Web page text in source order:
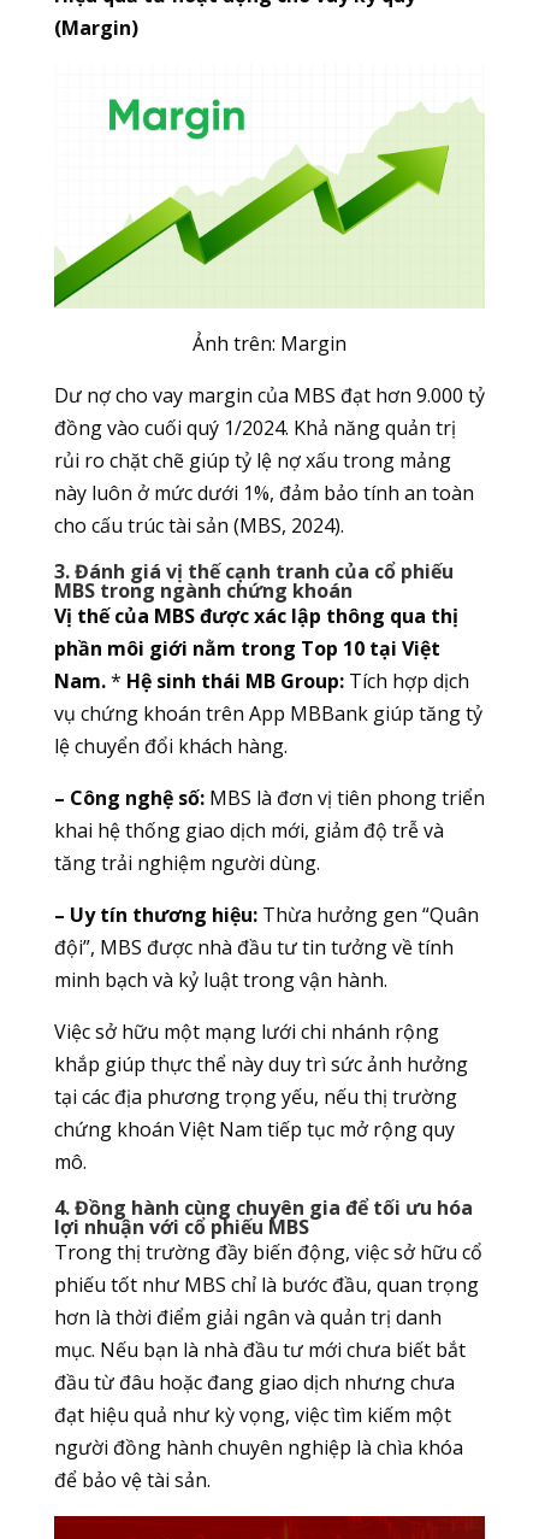
(Margin)
Ảnh trên: Margin
Dư nợ cho vay margin của MBS đạt hơn 9.000 tỷ
đồng vào cuối quý 1/2024. Khả năng quản trị
rủi ro chặt chẽ giúp tỷ lệ nợ xấu trong mảng
này luôn ở mức dưới 1%, đảm bảo tính an toàn
cho cấu trúc tài sản (MBS, 2024).
3. Đánh giá vị thế cạnh tranh của cổ phiếu
MBS trong ngành chứng khoán
Vị thế của MBS được xác lập thông qua thị
phần môi giới nằm trong Top 10 tại Việt
Nam.* Hệ sinh thái MB Group:Tích hợp dịch
vụ chứng khoán trên App MBBank giúp tăng tỷ
lệ chuyển đổi khách hàng.
– Công nghệ số:MBS là đơn vị tiên phong triển
khai hệ thống giao dịch mới, giảm độ trễ và
tăng trải nghiệm người dùng.
– Uy tín thương hiệu:Thừa hưởng gen “Quân
đội”, MBS được nhà đầu tư tin tưởng về tính
minh bạch và kỷ luật trong vận hành.
Việc sở hữu một mạng lưới chi nhánh rộng
khắp giúp thực thể này duy trì sức ảnh hưởng
tại các địa phương trọng yếu, nếu thị trường
chứng khoán Việt Nam tiếp tục mở rộng quy
mô.
4. Đồng hành cùng chuyên gia để tối ưu hóa
lợi nhuận với cổ phiếu MBS
Trong thị trường đầy biến động, việc sở hữu cổ
phiếu tốt như MBS chỉ là bước đầu, quan trọng
hơn là thời điểm giải ngân và quản trị danh
mục. Nếu bạn là nhà đầu tư mới chưa biết bắt
đầu từ đâu hoặc đang giao dịch nhưng chưa
đạt hiệu quả như kỳ vọng, việc tìm kiếm một
người đồng hành chuyên nghiệp là chìa khóa
để bảo vệ tài sản.